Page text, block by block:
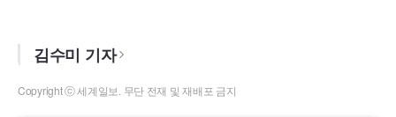
김수미 기자
Copyright ⓒ 세계일보. 무단 전재 및 재배포 금지